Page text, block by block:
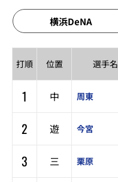
横浜DeNA
打順 位置 選手名
1 中 周東
2
遊 今宮
3
三 栗原